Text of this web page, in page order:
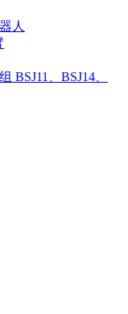
人
BSJ11、BSJ14、